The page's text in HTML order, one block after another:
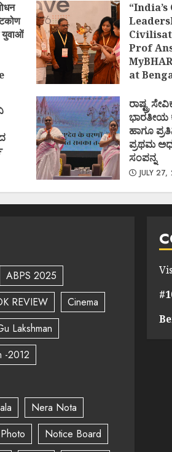
Prof
at
ರಾಷ್ಟ್ರ
ಭಾರತೀಯ
ಹಾಗೂ
ಪ್ರಥಮ
ಸಂಪನ್ನ
JULY
ABPS 2025
REVIEW
Cinema
Lakshman
-2012
Nera Nota
Notice Board